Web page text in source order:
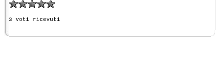
3 voti ricevuti